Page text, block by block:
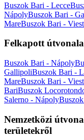
Buszok Bari - Lecce
NápolyBuszok Bari -
MareBuszok Bari -
Felkapott
Buszok Bari - Nápoly
GallipoliBuszok Bari -
MareBuszok Bari -
BariBuszok
Salerno - Nápoly
Nemzetközi
területekről